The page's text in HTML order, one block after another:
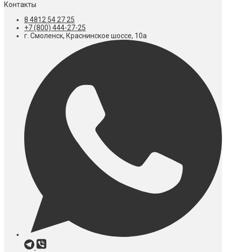
Контакты
8 4812 54 27 25
+7 (800) 444-27-25
г. Смоленск, Краснинское шоссе, 10а